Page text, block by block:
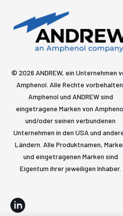
© 2026 ANDREW, ein Unternehmen
Amphenol. Alle Rechte
Amphenol und ANDREW sind
eingetragene Marken von
und/oder seinen verbundenen
Unternehmen in den USA und
Ländern. Alle Produktnamen,
und eingetragenen Marken sind
Eigentum ihrer jeweiligen Inhaber.